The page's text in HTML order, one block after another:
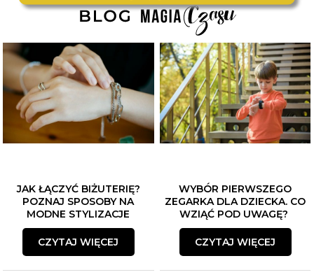
JAK ŁĄCZYĆ BIŻUTERIĘ?
POZNAJ SPOSOBY NA
MODNE STYLIZACJE
CZYTAJ WIĘCEJ
WYBÓR PIERWSZEGO
ZEGARKA DLA DZIECKA. CO
WZIĄĆ POD UWAGĘ?
CZYTAJ WIĘCEJ